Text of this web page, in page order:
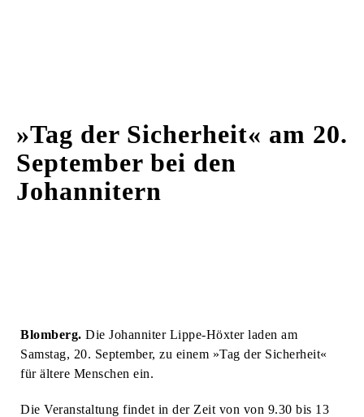
»Tag der Sicherheit« am 20.
September bei den
Johannitern
Blomberg. Die Johanniter Lippe-Höxter laden am
Samstag, 20. September, zu einem »Tag der Sicherheit«
für ältere Menschen ein.
Die Veranstaltung findet in der Zeit von von 9.30 bis 13